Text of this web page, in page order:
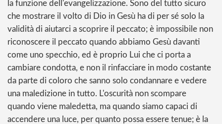
la funzione dell'evangelizzazione. Sono del tutto sicuro
che mostrare il volto di Dio in Gesù ha di per sé solo la
validità di aiutarci a scoprire il peccato; è impossibile non
riconoscere il peccato quando abbiamo Gesù davanti
come uno specchio, ed è proprio Lui che ci porta a
cambiare condotta, e non il rinfacciare in modo costante
da parte di coloro che sanno solo condannare e vedere
una maledizione in tutto. L'oscurità non scompare
quando viene maledetta, ma quando siamo capaci di
accendere una luce, per quanto possa essere tenue; è la